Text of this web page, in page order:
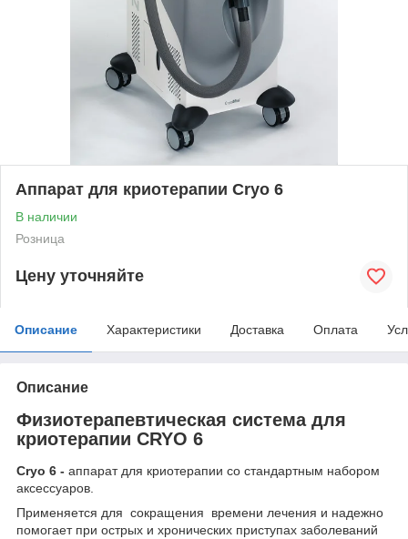
Аппарат для криотерапии Cryo 6
В наличии
Розница
Цену уточняйте
Описание Характеристики Доставка Оплата
Описание
Физиотерапевтическая система для
криотерапии CRYO 6
Cryo 6 - аппарат для криотерапии со стандартным набором
аксессуаров.
Применяется для сокращения времени лечения и надежно
помогает при острых и хронических приступах заболеваний